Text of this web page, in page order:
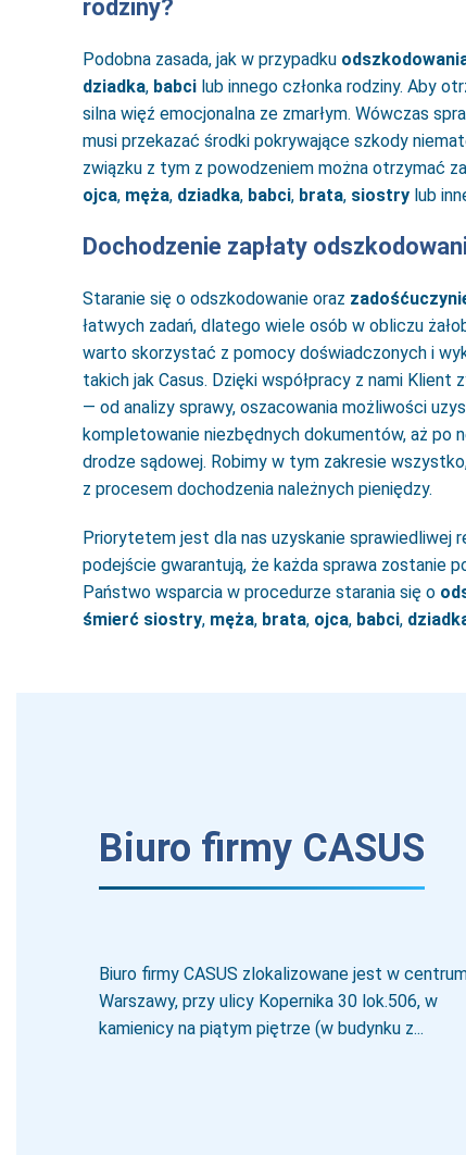
rodziny?
Podobna zasada, jak w przypadku
dziadka, babci lub innego członka rodziny. Aby
silna więź emocjonalna ze zmarłym. Wówczas
musi przekazać środki pokrywające szkody
związku z tym z powodzeniem można otrzymać
ojca, męża, dziadka, babci, brata, siostry lub
Dochodzenie zapłaty
Staranie się o odszkodowanie oraz
łatwych zadań, dlatego wiele osób w obliczu
warto skorzystać z pomocy doświadczonych i
takich jak Casus. Dzięki współpracy z nami
— od analizy sprawy, oszacowania możliwości
kompletowanie niezbędnych dokumentów, aż po
drodze sądowej. Robimy w tym zakresie
z procesem dochodzenia należnych pieniędzy.
Priorytetem jest dla nas uzyskanie sprawiedliwej
podejście gwarantują, że każda sprawa zostanie
Państwo wsparcia w procedurze starania się o
śmierć siostry, męża, brata, ojca, babci,
Biuro firmy CASUS
Biuro firmy CASUS zlokalizowane jest w
Warszawy, przy ulicy Kopernika 30 lok.506, w
kamienicy na piątym piętrze (w budynku z...